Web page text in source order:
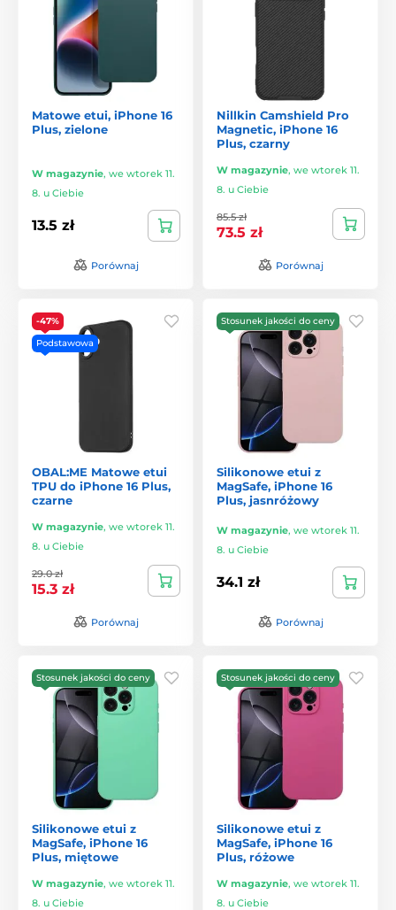
Matowe etui, iPhone 16
Plus, zielone
W magazynie, we wtorek 11.
8. u Ciebie
13.5 zł
Porównaj
Nillkin Camshield Pro
Magnetic, iPhone 16
Plus, czarny
W magazynie, we wtorek 11.
8. u Ciebie
85.5 zł
73.5 zł
Porównaj
-47%
Podstawowa
OBAL:ME Matowe etui
TPU do iPhone 16 Plus,
czarne
W magazynie, we wtorek 11.
8. u Ciebie
29.0 zł
15.3 zł
Porównaj
Stosunek jakości do ceny
Silikonowe etui z
MagSafe, iPhone 16
Plus, jasnróżowy
W magazynie, we wtorek 11.
8. u Ciebie
34.1 zł
Porównaj
Stosunek jakości do ceny
Silikonowe etui z
MagSafe, iPhone 16
Plus, miętowe
W magazynie, we wtorek 11.
8. u Ciebie
Stosunek jakości do ceny
Silikonowe etui z
MagSafe, iPhone 16
Plus, różowe
W magazynie, we wtorek 11.
8. u Ciebie